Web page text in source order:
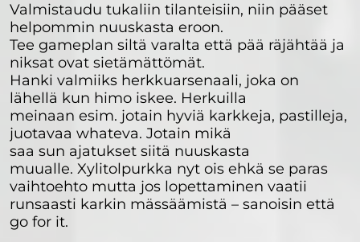
Valmistaudu tukaliin tilanteisiin, niin pääset
helpommin nuuskasta eroon.
Tee gameplan siltä varalta että pää räjähtää ja
niksat ovat sietämättömät.
Hanki valmiiks herkkuarsenaali, joka on
lähellä kun himo iskee. Herkuilla
meinaan esim. jotain hyviä karkkeja, pastilleja,
juotavaa whateva. Jotain mikä
saa sun ajatukset siitä nuuskasta
muualle. Xylitolpurkka nyt ois ehkä se paras
vaihtoehto mutta jos lopettaminen vaatii
runsaasti karkin mässäämistä – sanoisin että
go for it.